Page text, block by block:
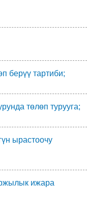
берүү тартиби;
төлөп турууга;
ырастоочу
ижара